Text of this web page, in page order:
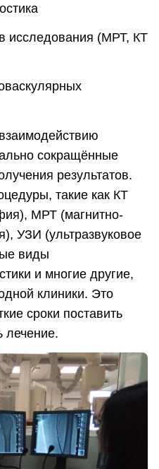
исследования (МРТ, КТ
сокращённые
результатов.
такие как КТ
МРТ (магнитно-
УЗИ (ультразвуковое
виды
и многие другие,
клиники. Это
сроки поставить
лечение.